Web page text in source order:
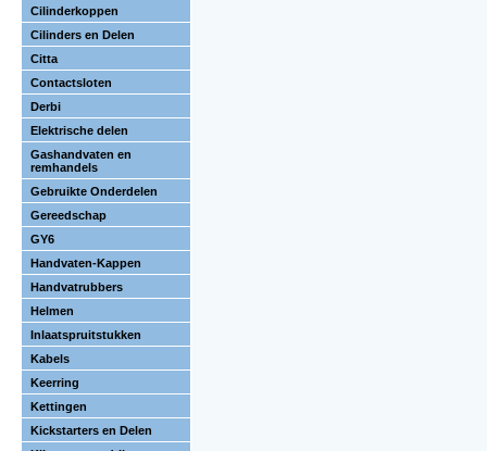
Cilinderkoppen
Cilinders en Delen
Citta
Contactsloten
Derbi
Elektrische delen
Gashandvaten en
remhandels
Gebruikte Onderdelen
Gereedschap
GY6
Handvaten-Kappen
Handvatrubbers
Helmen
Inlaatspruitstukken
Kabels
Keerring
Kettingen
Kickstarters en Delen